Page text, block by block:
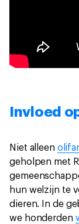
Invloed
Niet alleen
geholpen met
hun welzijn te
dieren. In de
we honderden